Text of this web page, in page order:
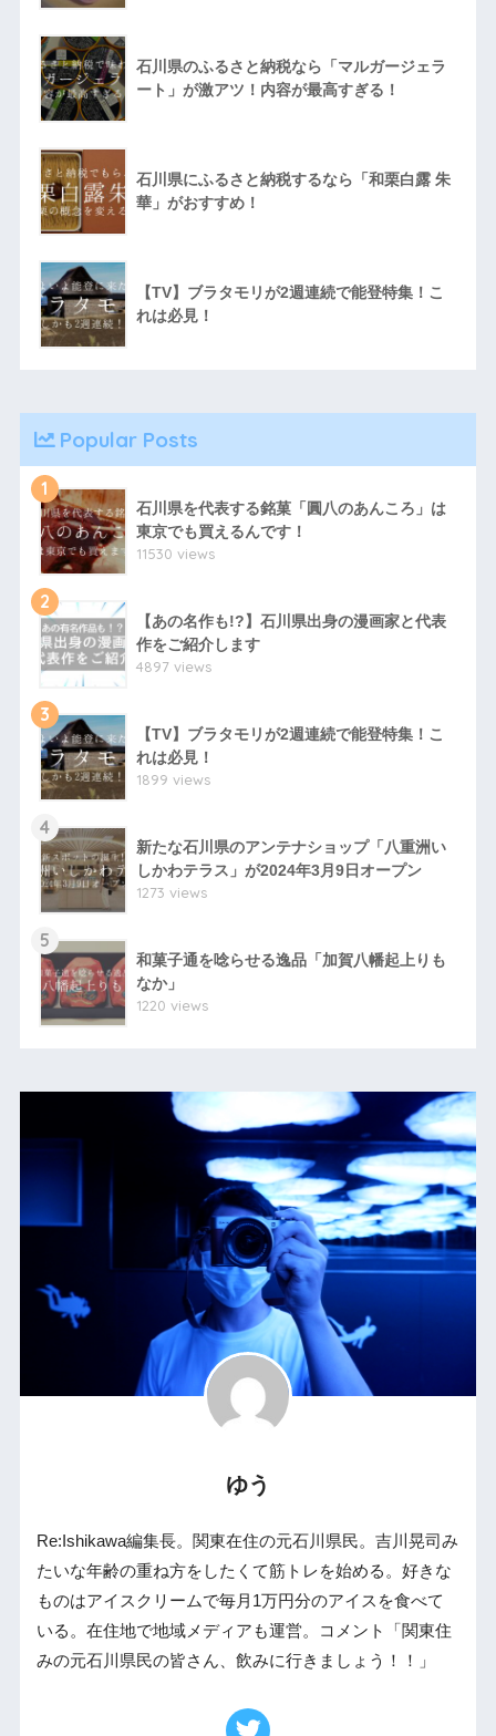
石川県のふるさと納税なら「マルガージェラ
ート」が激アツ！内容が最高すぎる！
石川県にふるさと納税するなら「和栗白露 朱
華」がおすすめ！
【TV】ブラタモリが2週連続で能登特集！こ
れは必見！
Popular Posts
1
石川県を代表する銘菓「圓八のあんころ」は
東京でも買えるんです！
11530 views
2
【あの名作も!?】石川県出身の漫画家と代表
作をご紹介します
4897 views
3
【TV】ブラタモリが2週連続で能登特集！こ
れは必見！
1899 views
4
新たな石川県のアンテナショップ「八重洲い
しかわテラス」が2024年3月9日オープン
1273 views
5
和菓子通を唸らせる逸品「加賀八幡起上りも
なか」
1220 views
ゆう
Re:Ishikawa編集長。関東在住の元石川県民。吉川晃司み
たいな年齢の重ね方をしたくて筋トレを始める。好きな
ものはアイスクリームで毎月1万円分のアイスを食べて
いる。在住地で地域メディアも運営。コメント「関東住
みの元石川県民の皆さん、飲みに行きましょう！！」